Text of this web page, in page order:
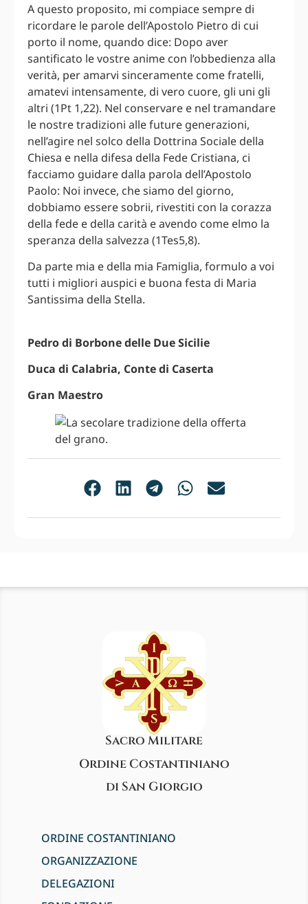
A questo proposito, mi compiace sempre di
ricordare le parole dell’Apostolo Pietro di cui
porto il nome, quando dice: Dopo aver
santificato le vostre anime con l’obbedienza alla
verità, per amarvi sinceramente come fratelli,
amatevi intensamente, di vero cuore, gli uni gli
altri (1Pt 1,22). Nel conservare e nel tramandare
le nostre tradizioni alle future generazioni,
nell’agire nel solco della Dottrina Sociale della
Chiesa e nella difesa della Fede Cristiana, ci
facciamo guidare dalla parola dell’Apostolo
Paolo: Noi invece, che siamo del giorno,
dobbiamo essere sobrii, rivestiti con la corazza
della fede e della carità e avendo come elmo la
speranza della salvezza (1Tes5,8).
Da parte mia e della mia Famiglia, formulo a voi
tutti i migliori auspici e buona festa di Maria
Santissima della Stella.
Pedro di Borbone delle Due Sicilie
Duca di Calabria, Conte di Caserta
Gran Maestro
Sacro Militare
Ordine Costantiniano
di San Giorgio
ORDINE COSTANTINIANO
ORGANIZZAZIONE
DELEGAZIONI